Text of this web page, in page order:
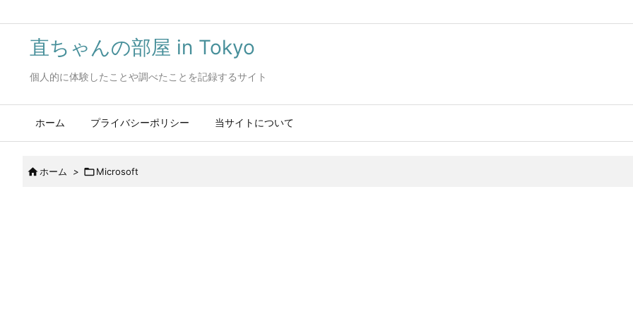
直ちゃんの部屋 in Tokyo
個人的に体験したことや調べたことを記録するサイト
ホーム プライバシーポリシー 当サイトについて
 ホーム > Microsoft